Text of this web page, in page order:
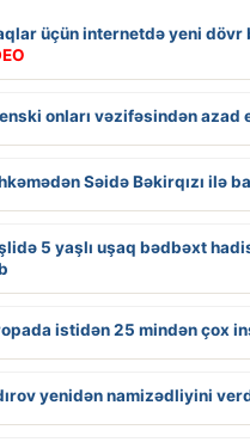
üçün internetdə yeni dövr
onları vəzifəsindən azad
Səidə Bəkirqızı ilə
5 yaşlı uşaq bədbəxt
istidən 25 mindən çox
yenidən namizədliyini